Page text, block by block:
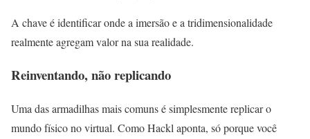
A chave é identificar onde a imersão e a tridimensionalidade
realmente agregam valor na sua realidade.
Reinventando, não replicando
Uma das armadilhas mais comuns é simplesmente replicar o
mundo físico no virtual. Como Hackl aponta, só porque você